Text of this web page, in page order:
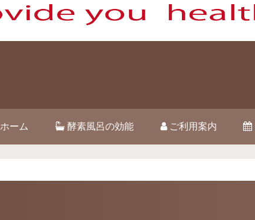
ホーム 酵素風呂の効能 ご利用案内